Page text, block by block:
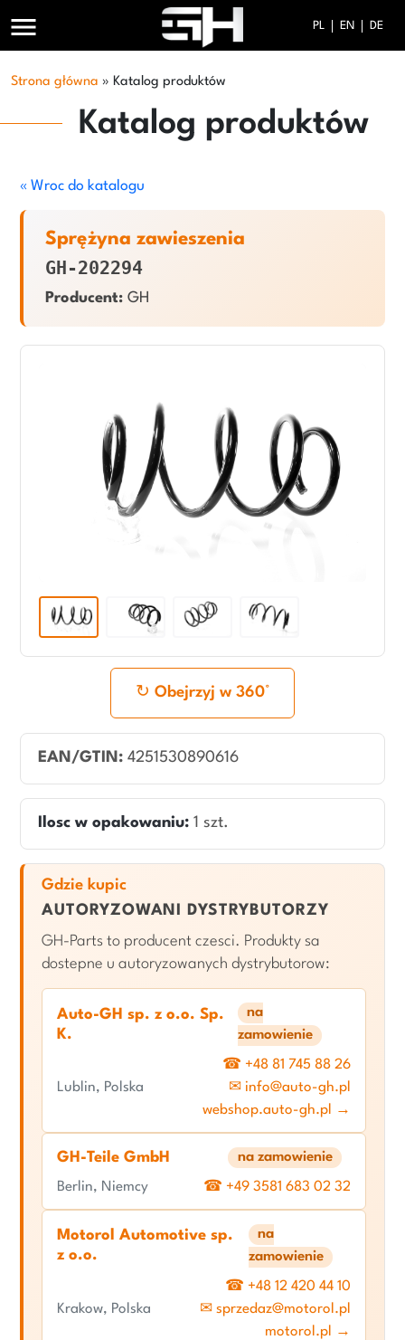
menu PL EN DE
Strona główna » Katalog produktów
Katalog produktów
« Wroc do katalogu
Sprężyna zawieszenia
GH-202294
Producent: GH
Obejrzyj w 360°
EAN/GTIN: 4251530890616
Ilosc w opakowaniu: 1 szt.
Gdzie kupic
AUTORYZOWANI DYSTRYBUTORZY
GH-Parts to producent czesci. Produkty sa
dostepne u autoryzowanych dystrybutorow:
Auto-GH sp. z o.o. Sp.
K.
na
zamowienie
Lublin, Polska
☎ +48 81 745 88 26
✉ info@auto-gh.pl
webshop.auto-gh.pl →
GH-Teile GmbH na zamowienie
Berlin, Niemcy ☎ +49 3581 683 02 32
Motorol Automotive sp.
z o.o.
na
zamowienie
Krakow, Polska
☎ +48 12 420 44 10
✉ sprzedaz@motorol.pl
motorol.pl →